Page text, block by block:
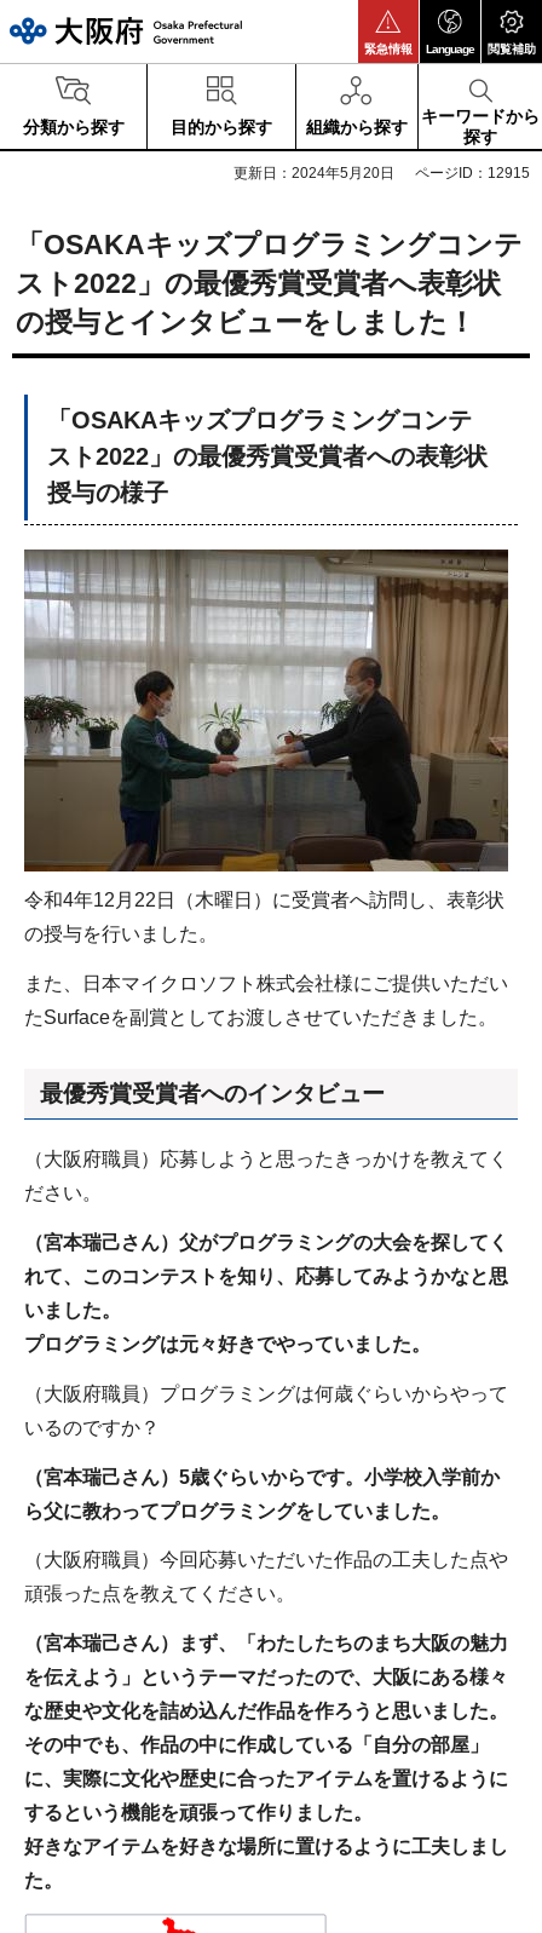
緊急情報 Language 閲覧補助
分類から探す 目的から探す 組織から探す
キーワードから
探す
更新日：2024年5月20日 ページID：12915
「OSAKAキッズプログラミングコンテ
スト2022」の最優秀賞受賞者へ表彰状
の授与とインタビューをしました！
「OSAKAキッズプログラミングコンテ
スト2022」の最優秀賞受賞者への表彰状
授与の様子
令和4年12月22日（木曜日）に受賞者へ訪問し、表彰状
の授与を行いました。
また、日本マイクロソフト株式会社様にご提供いただい
たSurfaceを副賞としてお渡しさせていただきました。
最優秀賞受賞者へのインタビュー
（大阪府職員）応募しようと思ったきっかけを教えてく
ださい。
（宮本瑞己さん）父がプログラミングの大会を探してく
れて、このコンテストを知り、応募してみようかなと思
いました。
プログラミングは元々好きでやっていました。
（大阪府職員）プログラミングは何歳ぐらいからやって
いるのですか？
（宮本瑞己さん）5歳ぐらいからです。小学校入学前か
ら父に教わってプログラミングをしていました。
（大阪府職員）今回応募いただいた作品の工夫した点や
頑張った点を教えてください。
（宮本瑞己さん）まず、「わたしたちのまち大阪の魅力
を伝えよう」というテーマだったので、大阪にある様々
な歴史や文化を詰め込んだ作品を作ろうと思いました。
その中でも、作品の中に作成している「自分の部屋」
に、実際に文化や歴史に合ったアイテムを置けるように
するという機能を頑張って作りました。
好きなアイテムを好きな場所に置けるように工夫しまし
た。